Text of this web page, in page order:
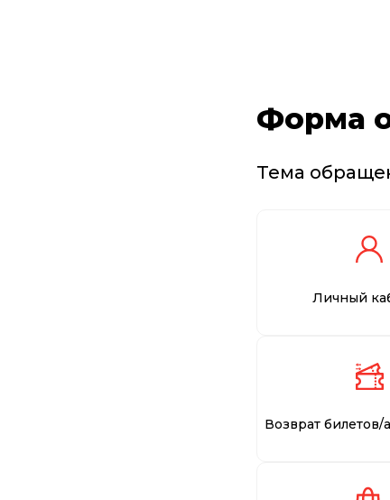
Форма
Тема
Личный
Возврат билетов/